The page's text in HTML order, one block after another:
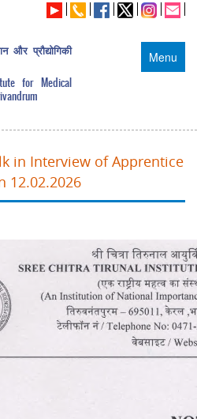
Menu
और प्रौद्योगिकी
for Medical
in Interview of Apprentice
12.02.2026